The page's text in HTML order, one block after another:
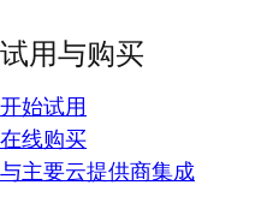
试用与购买
开始试用
在线购买
与主要云提供商集成